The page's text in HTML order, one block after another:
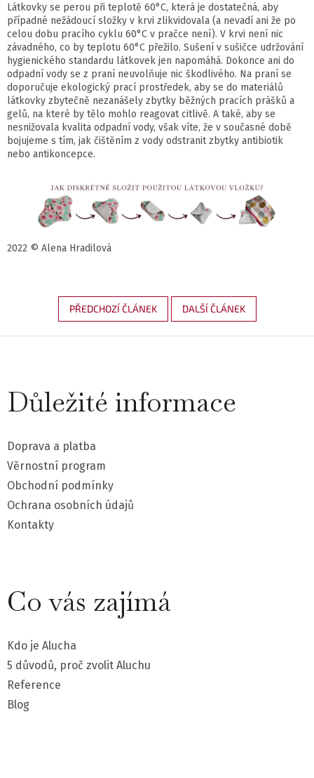
Látkovky se perou při teplotě 60°C, která je dostatečná, aby
případné nežádoucí složky v krvi zlikvidovala (a nevadí ani že po
celou dobu pracího cyklu 60°C v pračce není). V krvi není nic
závadného, co by teplotu 60°C přežilo. Sušení v sušičce udržování
hygienického standardu látkovek jen napomáhá. Dokonce ani do
odpadní vody se z praní neuvolňuje nic škodlivého. Na praní se
doporučuje ekologický prací prostředek, aby se do materiálů
látkovky zbytečně nezanášely zbytky běžných pracích prášků a
gelů, na které by tělo mohlo reagovat citlivě. A také, aby se
nesnižovala kvalita odpadní vody, však víte, že v současné době
bojujeme s tím, jak čištěním z vody odstranit zbytky antibiotik
nebo antikoncepce.
2022 © Alena Hradilová
PŘEDCHOZÍ ČLÁNEK DALŠÍ ČLÁNEK
p
a
t
Důležité informace
Doprava a platba
Věrnostní program
Obchodní podmínky
Ochrana osobních údajů
Kontakty
Co vás zajímá
Kdo je Alucha
5 důvodů, proč zvolit Aluchu
Reference
Blog